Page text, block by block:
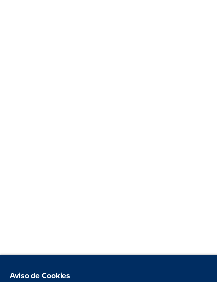
Aviso de Cookies